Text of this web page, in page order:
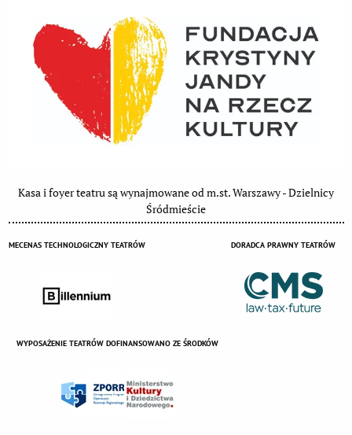
Kasa i foyer teatru są wynajmowane od m.st. Warszawy - Dzielnicy
Śródmieście
MECENAS TECHNOLOGICZNY TEATRÓW DORADCA PRAWNY TEATRÓW
WYPOSAŻENIE TEATRÓW DOFINANSOWANO ZE ŚRODKÓW